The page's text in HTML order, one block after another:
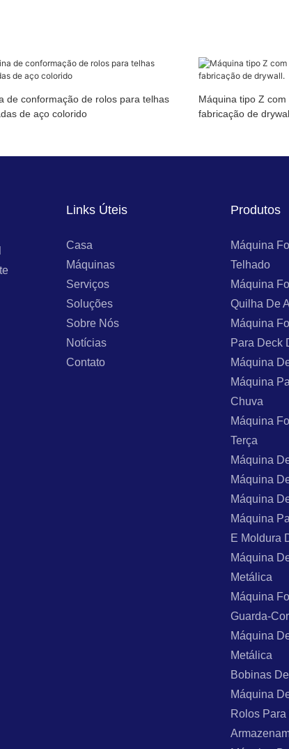
de conformação de rolos para telhas
de aço colorido
Máquina tipo Z
fabricação de
Links Úteis
Casa
Máquinas
Serviços
Soluções
Sobre Nós
Notícias
Contato
Produtos
Máquina
Telhado
Máquina
Quilha De
Máquina
Para Deck
Máquina
Máquina
Chuva
Máquina
Terça
Máquina
Máquina
Máquina
Máquina
E Moldura
Máquina
Metálica
Máquina
Guarda-
Máquina
Metálica
Bobinas
Máquina
Rolos